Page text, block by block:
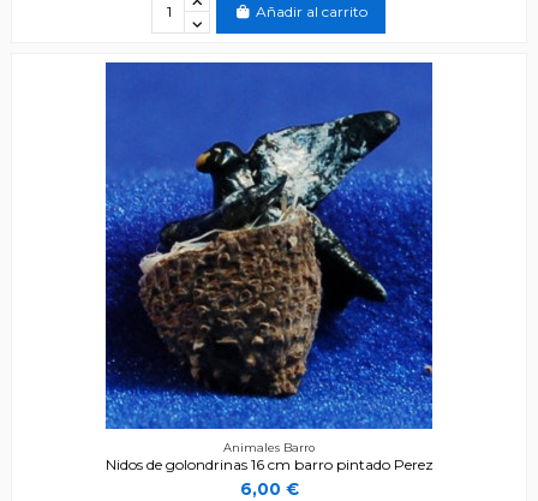
Añadir al carrito
Animales Barro
Nidos de golondrinas 16 cm barro pintado Perez
6,00 €